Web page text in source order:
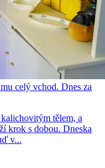
celý vchod. Dnes za
tělem, a
krok s dobou. Dneska
v...